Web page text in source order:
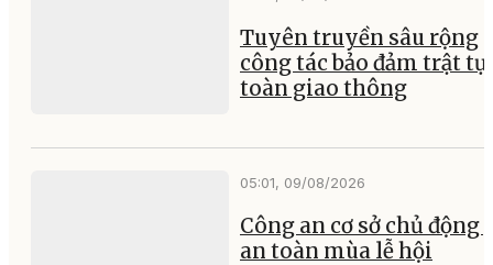
Tuyên truyền sâu rộng
công tác bảo đảm trật
toàn giao thông
05:01, 09/08/2026
Công an cơ sở chủ động
an toàn mùa lễ hội